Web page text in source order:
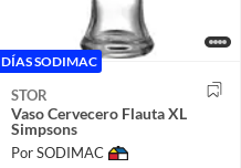
DÍAS SODIMAC
STOR
Vaso Cervecero Flauta XL
Simpsons
Por SODIMAC